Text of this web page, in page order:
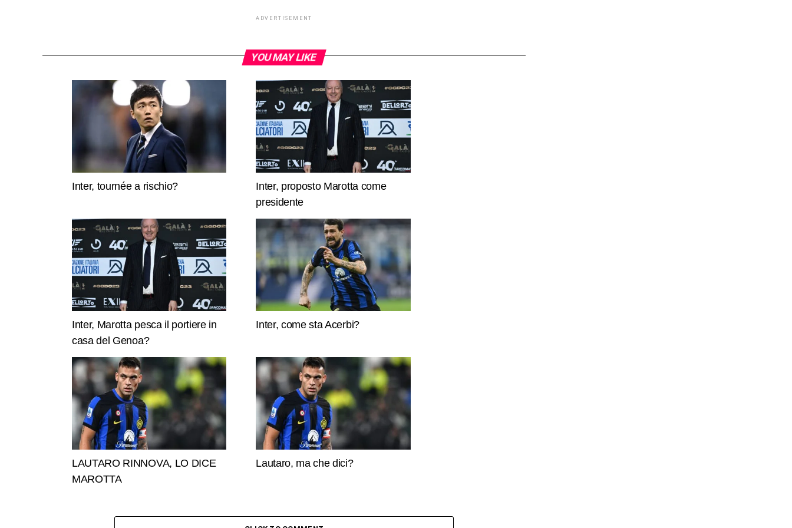
ADVERTISEMENT
YOU MAY LIKE
Inter, tournée a rischio?
Inter, proposto Marotta come
presidente
Inter, Marotta pesca il portiere in
casa del Genoa?
Inter, come sta Acerbi?
LAUTARO RINNOVA, LO DICE
MAROTTA
Lautaro, ma che dici?